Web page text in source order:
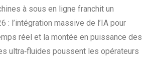
à sous en ligne franchit un
: l’intégration massive de l’IA pour
réel et la montée en puissance des
ultra‑fluides poussent les opérateurs